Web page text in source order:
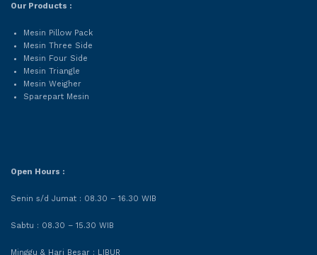
Our Products :
Mesin Pillow Pack
Mesin Three Side
Mesin Four Side
Mesin Triangle
Mesin Weigher
Sparepart Mesin
Open Hours :
Senin s/d Jumat : 08.30 – 16.30 WIB
Sabtu : 08.30 – 15.30 WIB
Minggu & Hari Besar : LIBUR